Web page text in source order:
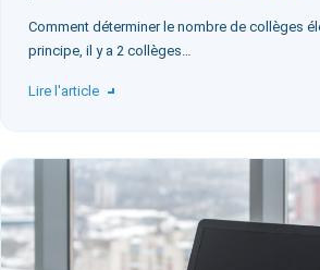
‍Comment déterminer le nombre de collèges
principe, il y a 2 collèges…
Lire l'article